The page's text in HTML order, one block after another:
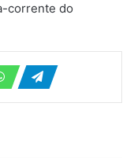
corrente do